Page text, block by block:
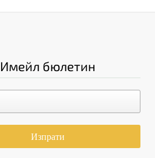
Имейл бюлетин
Изпрати